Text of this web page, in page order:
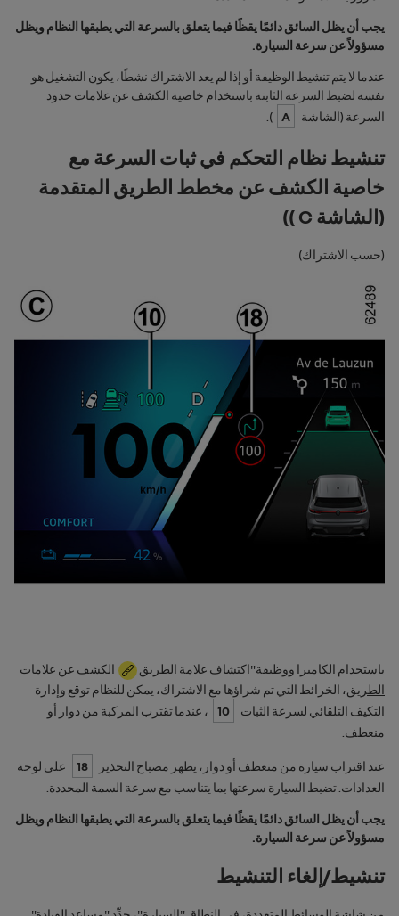
يجب أن يظل السائق دائمًا يقظًا فيما يتعلق بالسرعة التي يطبقها النظام ويظل
مسؤولاً عن سرعة السيارة.
عندما لا يتم تنشيط الوظيفة أو إذا لم يعد الاشتراك نشطًا، يكون التشغيل هو
نفسه لضبط السرعة الثابتة باستخدام خاصية الكشف عن علامات حدود
السرعة (الشاشة
A
).
تنشيط نظام التحكم في ثبات السرعة مع
خاصية الكشف عن مخطط الطريق المتقدمة
(الشاشة C ))
(حسب الاشتراك)
باستخدام الكاميرا ووظيفة"اكتشاف علامة الطريق
الكشف عن علامات
الطريق، الخرائط التي تم شراؤها مع الاشتراك، يمكن للنظام توقع وإدارة
التكيف التلقائي لسرعة الثبات
10
، عندما تقترب المركبة من دوار أو
منعطف.
عند اقتراب سيارة من منعطف أو دوار، يظهر مصباح التحذير 18
على لوحة
العدادات. تضبط السيارة سرعتها بما يتناسب مع سرعة السمة المحددة.
يجب أن يظل السائق دائمًا يقظًا فيما يتعلق بالسرعة التي يطبقها النظام ويظل
مسؤولاً عن سرعة السيارة.
تنشيط/إلغاء التنشيط